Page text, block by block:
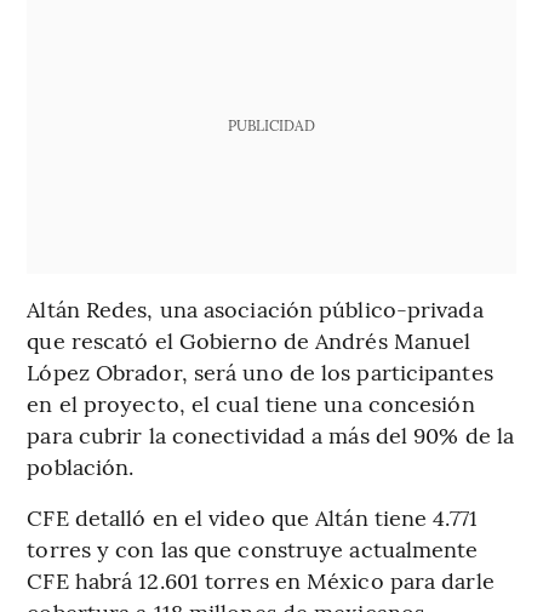
PUBLICIDAD
Altán Redes, una asociación público-privada
que rescató el Gobierno de Andrés Manuel
López Obrador, será uno de los participantes
en el proyecto, el cual tiene una concesión
para cubrir la conectividad a más del 90% de la
población.
CFE detalló en el video que Altán tiene 4.771
torres y con las que construye actualmente
CFE habrá 12.601 torres en México para darle